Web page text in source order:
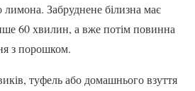
лимона. Забруднене білизна має
60 хвилин, а вже потім повинна
з порошком.
туфель або домашнього взуття